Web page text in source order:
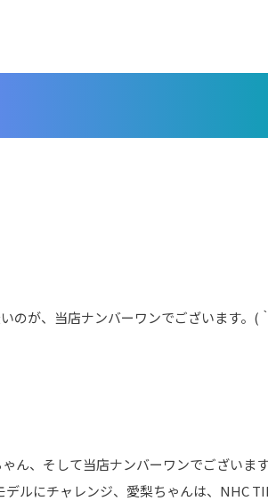
のが、当店ナンバーワンでございます。(
ん、そして当店ナンバーワンでございま
ルにチャレンジ、愛梨ちゃんは、NHC